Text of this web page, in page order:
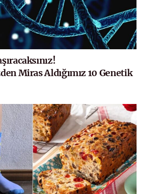
Miras Aldığımız 10 Genetik